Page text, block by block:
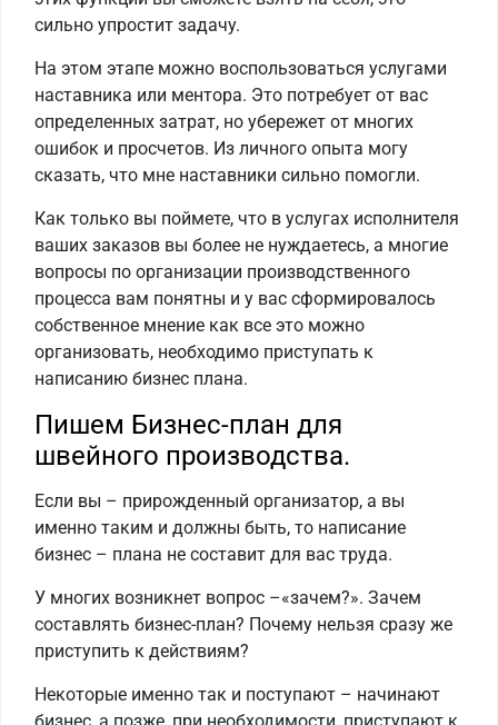
сильно упростит задачу.
На этом этапе можно воспользоваться услугами
наставника или ментора. Это потребует от вас
определенных затрат, но убережет от многих
ошибок и просчетов. Из личного опыта могу
сказать, что мне наставники сильно помогли.
Как только вы поймете, что в услугах исполнителя
ваших заказов вы более не нуждаетесь, а многие
вопросы по организации производственного
процесса вам понятны и у вас сформировалось
собственное мнение как все это можно
организовать, необходимо приступать к
написанию бизнес плана.
Пишем Бизнес-план для
швейного производства.
Если вы – прирожденный организатор, а вы
именно таким и должны быть, то написание
бизнес – плана не составит для вас труда.
У многих возникнет вопрос –«зачем?». Зачем
составлять бизнес-план? Почему нельзя сразу же
приступить к действиям?
Некоторые именно так и поступают – начинают